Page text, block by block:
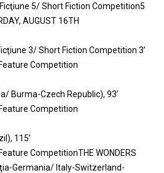
5/ Short Fiction Competition5
AUGUST 16TH
3/ Short Fiction Competition 3’
Competition
Burma-Czech Republic), 93’
Competition
115’
CompetitionTHE WONDERS
Germania/ Italy-Switzerland-